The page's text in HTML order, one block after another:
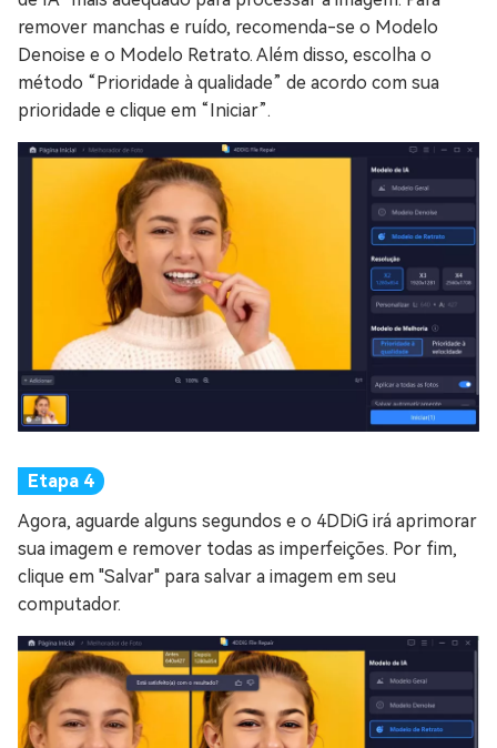
remover manchas e ruído, recomenda-se o Modelo
Denoise e o Modelo Retrato. Além disso, escolha o
método “Prioridade à qualidade” de acordo com sua
prioridade e clique em “Iniciar”.
Agora, aguarde alguns segundos e o 4DDiG irá aprimorar
sua imagem e remover todas as imperfeições. Por fim,
clique em "Salvar" para salvar a imagem em seu
computador.